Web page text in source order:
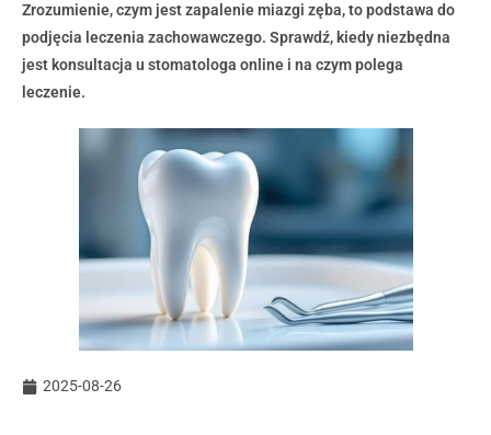
Zrozumienie, czym jest zapalenie miazgi zęba, to podstawa do
podjęcia leczenia zachowawczego. Sprawdź, kiedy niezbędna
jest konsultacja u stomatologa online i na czym polega
leczenie.
2025-08-26